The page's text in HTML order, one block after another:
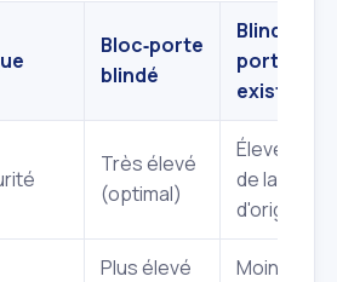
Bloc‑porte
blindé
Blindage
porte
existante
Très élevé
(optimal)
Élevé
de la porte
d'origine)
Plus élevé Moins